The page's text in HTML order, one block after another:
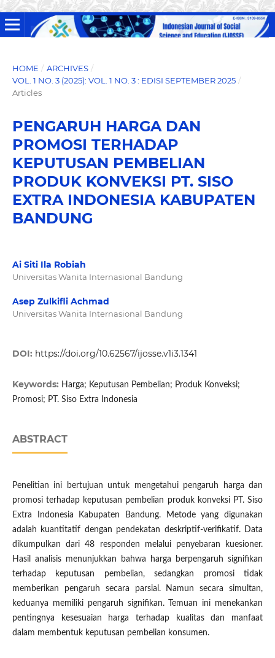
HOME / ARCHIVES /
VOL. 1 NO. 3 (2025): VOL. 1 NO. 3 : EDISI SEPTEMBER 2025 /
Articles
PENGARUH HARGA DAN
PROMOSI TERHADAP
KEPUTUSAN PEMBELIAN
PRODUK KONVEKSI PT. SISO
EXTRA INDONESIA KABUPATEN
BANDUNG
Ai Siti Ila Robiah
Universitas Wanita Internasional Bandung
Asep Zulkifli Achmad
Universitas Wanita Internasional Bandung
DOI: https://doi.org/10.62567/ijosse.v1i3.1341
Keywords: Harga; Keputusan Pembelian; Produk Konveksi;
Promosi; PT. Siso Extra Indonesia
ABSTRACT
Penelitian ini bertujuan untuk mengetahui pengaruh harga dan
promosi terhadap keputusan pembelian produk konveksi PT. Siso
Extra Indonesia Kabupaten Bandung. Metode yang digunakan
adalah kuantitatif dengan pendekatan deskriptif-verifikatif. Data
dikumpulkan dari 48 responden melalui penyebaran kuesioner.
Hasil analisis menunjukkan bahwa harga berpengaruh signifikan
terhadap keputusan pembelian, sedangkan promosi tidak
memberikan pengaruh secara parsial. Namun secara simultan,
keduanya memiliki pengaruh signifikan. Temuan ini menekankan
pentingnya kesesuaian harga terhadap kualitas dan manfaat
dalam membentuk keputusan pembelian konsumen.